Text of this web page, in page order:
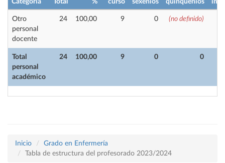
Categoría Total %
curso
sexenios
quinquenios
Total
personal
académico
24 100,00 9 0 0
Otro
personal
docente
24 100,00 9 0 (no definido)
Inicio
Grado en Enfermería
Tabla de estructura del profesorado 2023/2024